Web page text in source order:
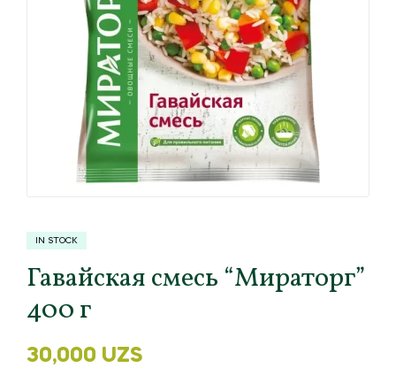
IN STOCK
Гавайская смесь “Мираторг”
400 г
30,000 UZS